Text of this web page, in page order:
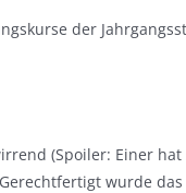
der
(Spoiler: Einer hat
wurde das